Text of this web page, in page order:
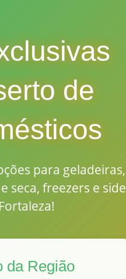
de
para geladeiras,
seca, freezers e side
da Região